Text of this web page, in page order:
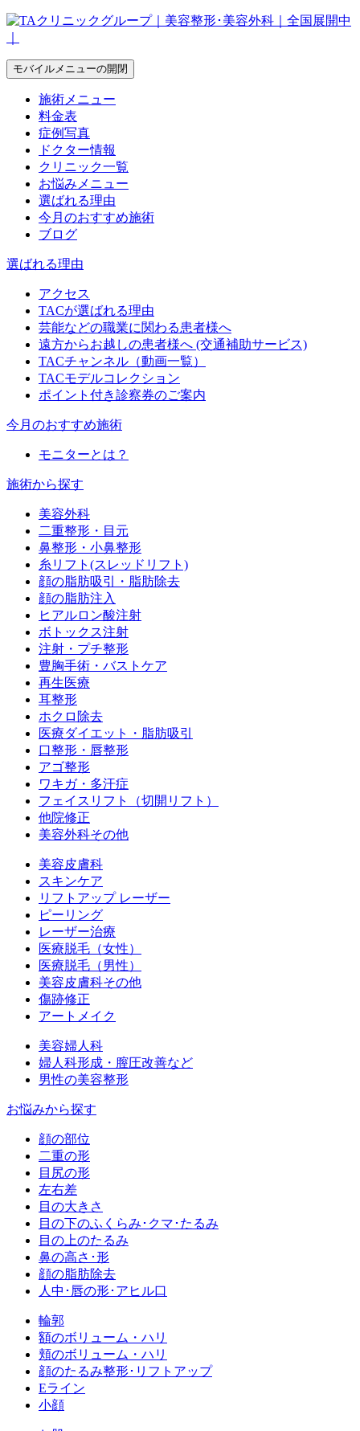
モバイルメニューの開閉
施術メニュー
料金表
症例写真
ドクター情報
クリニック一覧
お悩みメニュー
選ばれる理由
今月のおすすめ施術
ブログ
選ばれる理由
アクセス
TACが選ばれる理由
芸能などの職業に関わる患者様へ
遠方からお越しの患者様へ (交通補助サービス)
TACチャンネル（動画一覧）
TACモデルコレクション
ポイント付き診察券のご案内
今月のおすすめ施術
モニターとは？
施術から探す
美容外科
二重整形・目元
鼻整形・小鼻整形
糸リフト(スレッドリフト)
顔の脂肪吸引・脂肪除去
顔の脂肪注入
ヒアルロン酸注射
ボトックス注射
注射・プチ整形
豊胸手術・バストケア
再生医療
耳整形
ホクロ除去
医療ダイエット・脂肪吸引
口整形・唇整形
アゴ整形
ワキガ・多汗症
フェイスリフト（切開リフト）
他院修正
美容外科その他
美容皮膚科
スキンケア
リフトアップ レーザー
ピーリング
レーザー治療
医療脱毛（女性）
医療脱毛（男性）
美容皮膚科その他
傷跡修正
アートメイク
美容婦人科
婦人科形成・膣圧改善など
男性の美容整形
お悩みから探す
顔の部位
二重の形
目尻の形
左右差
目の大きさ
目の下のふくらみ･クマ･たるみ
目の上のたるみ
鼻の高さ･形
顔の脂肪除去
人中･唇の形･アヒル口
輪郭
額のボリューム・ハリ
頬のボリューム・ハリ
顔のたるみ整形･リフトアップ
Eライン
小顔